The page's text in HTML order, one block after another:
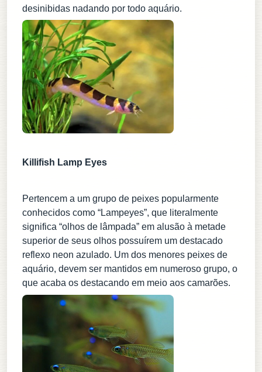
desinibidas nadando por todo aquário.
Killifish Lamp Eyes
Pertencem a um grupo de peixes popularmente
conhecidos como “Lampeyes”, que literalmente
significa “olhos de lâmpada” em alusão à metade
superior de seus olhos possuírem um destacado
reflexo neon azulado. Um dos menores peixes de
aquário, devem ser mantidos em numeroso grupo, o
que acaba os destacando em meio aos camarões.